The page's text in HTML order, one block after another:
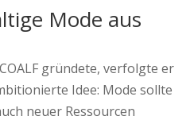
Mode aus
gründete, verfolgte er
Idee: Mode sollte
neuer Ressourcen